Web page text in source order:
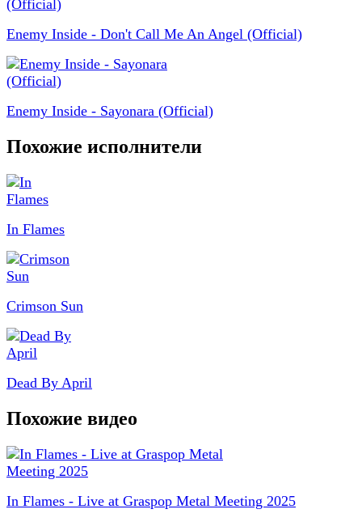
Enemy Inside - Don't Call Me An Angel (Official)
Enemy Inside - Sayonara (Official)
Похожие исполнители
In Flames
Crimson Sun
Dead By April
Похожие видео
In Flames - Live at Graspop Metal Meeting 2025